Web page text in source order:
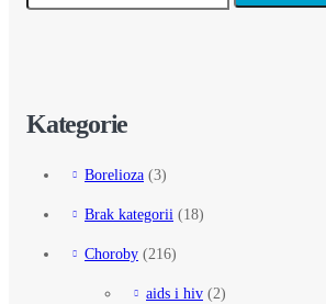
Kategorie
Borelioza (3)
Brak kategorii (18)
Choroby (216)
aids i hiv (2)